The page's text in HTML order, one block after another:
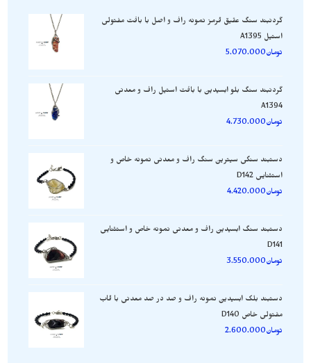
گردنبند سنگ عقیق قرمز نمونه راف و اصل با بافت مفتولی
استیل A1395
تومان5.070.000
گردنبند سنگ بلو ابسیدین با بافت استیل راف و معدنی
A1394
تومان4.730.000
دستبند سنگی سیترین سنگ راف و معدنی نمونه خاص و
استثنایی D142
تومان4.420.000
دستبند سنگ ابسیدین راف و معدنی نمونه خاص و استثنایی
D141
تومان3.550.000
دستبند بلک ابسیدین نمونه راف و صد در صد معدنی با قاب
مفتولی خاص D140
تومان2.600.000